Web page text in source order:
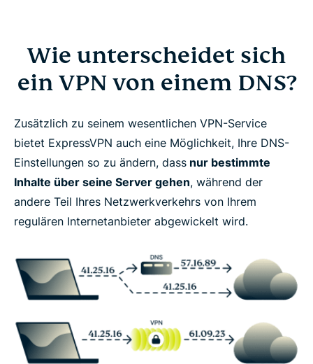
Wie unterscheidet sich
ein VPN von einem DNS?
Zusätzlich zu seinem wesentlichen VPN-Service
bietet ExpressVPN auch eine Möglichkeit, Ihre DNS-
Einstellungen so zu ändern, dass nur bestimmte
Inhalte über seine Server gehen, während der
andere Teil Ihres Netzwerkverkehrs von Ihrem
regulären Internetanbieter abgewickelt wird.